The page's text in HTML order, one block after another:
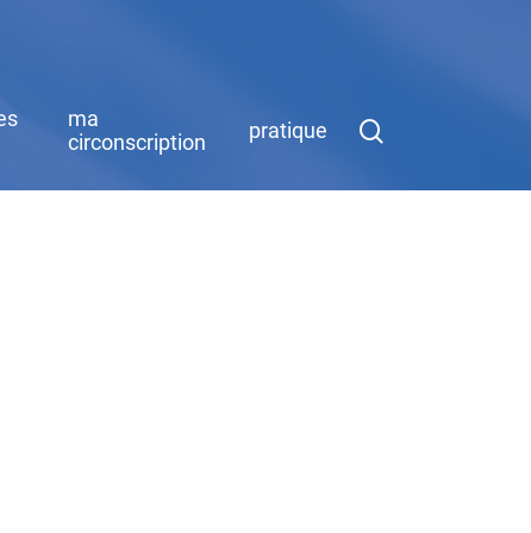
ma
circonscription
pratique